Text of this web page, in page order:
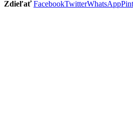
Zdieľať FacebookTwitterWhatsApp